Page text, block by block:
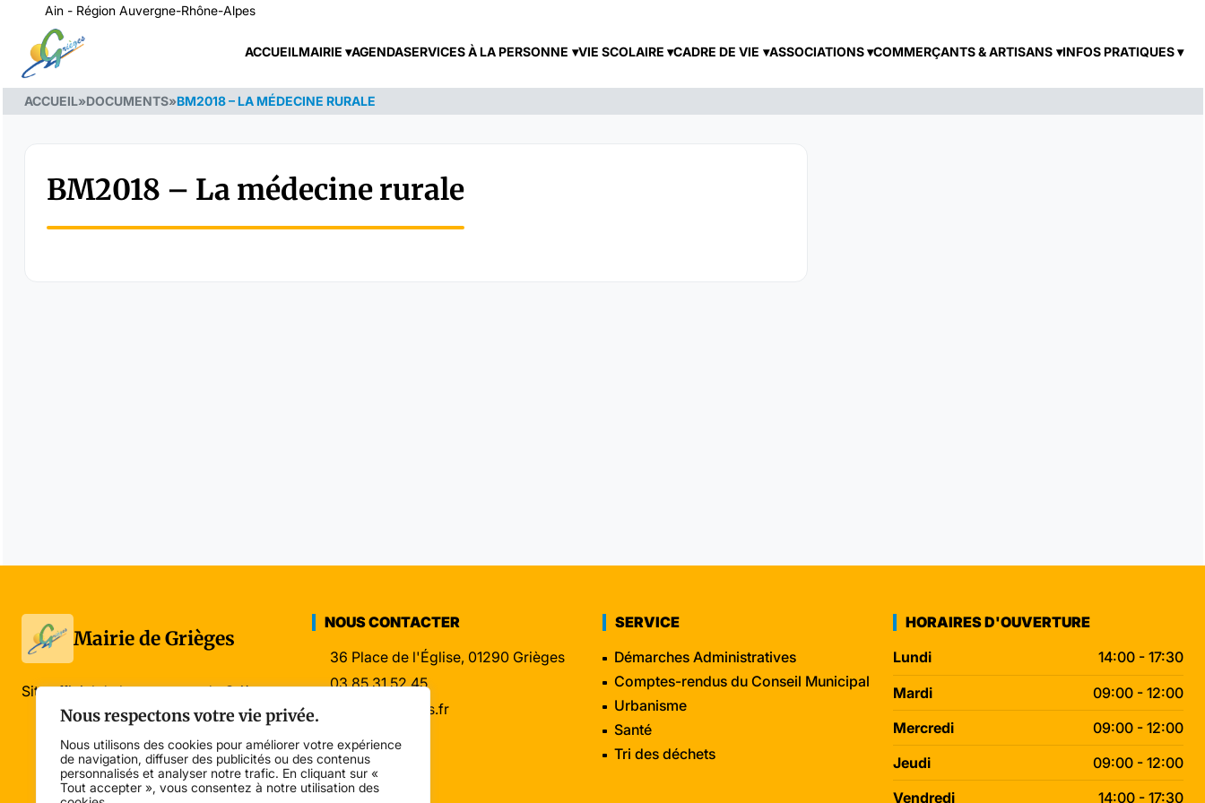
Nous respectons votre vie privée.
Nous utilisons des cookies pour améliorer votre expérience
de navigation, diffuser des publicités ou des contenus
personnalisés et analyser notre trafic. En cliquant sur «
Tout accepter », vous consentez à notre utilisation des
Ain - Région Auvergne-Rhône-Alpes
ACCUEILMAIRIE AGENDASERVICES À LA PERSONNE VIE SCOLAIRE CADRE DE VIE ASSOCIATIONS COMMERÇANTS & ARTISANS INFOS PRATIQUES
ACCUEIL»DOCUMENTS»BM2018 – LA MÉDECINE RURALE
BM2018 – La médecine rurale
Mairie de Grièges
Site officiel de la commune de Grièges
NOUS CONTACTER
36 Place de l'Église, 01290 Grièges
03 85 31 52 45
mairie@grieges.fr
SERVICE
Démarches Administratives
Comptes-rendus du Conseil Municipal
Urbanisme
Santé
Tri des déchets
HORAIRES D'OUVERTURE
Lundi
14:00 - 17:30
Mardi
09:00 - 12:00
Mercredi
09:00 - 12:00
Jeudi
09:00 - 12:00
Vendredi
14:00 - 17:30